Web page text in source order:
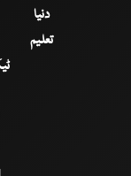
دنیا
تعلیم